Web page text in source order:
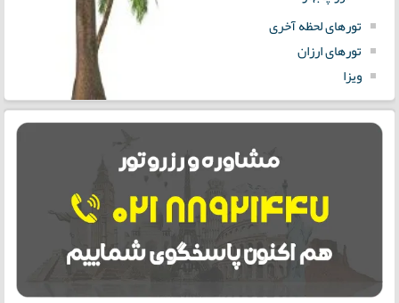
تورهای لحظه آخری
تورهای ارزان
ویزا